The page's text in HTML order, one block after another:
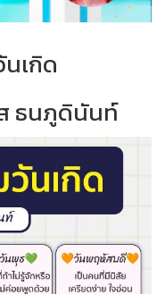
เกิด
ธนภูดินันท์